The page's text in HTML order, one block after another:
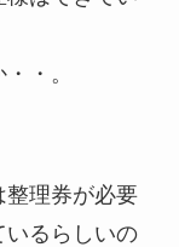
・。
理券が必要
いるらしいの